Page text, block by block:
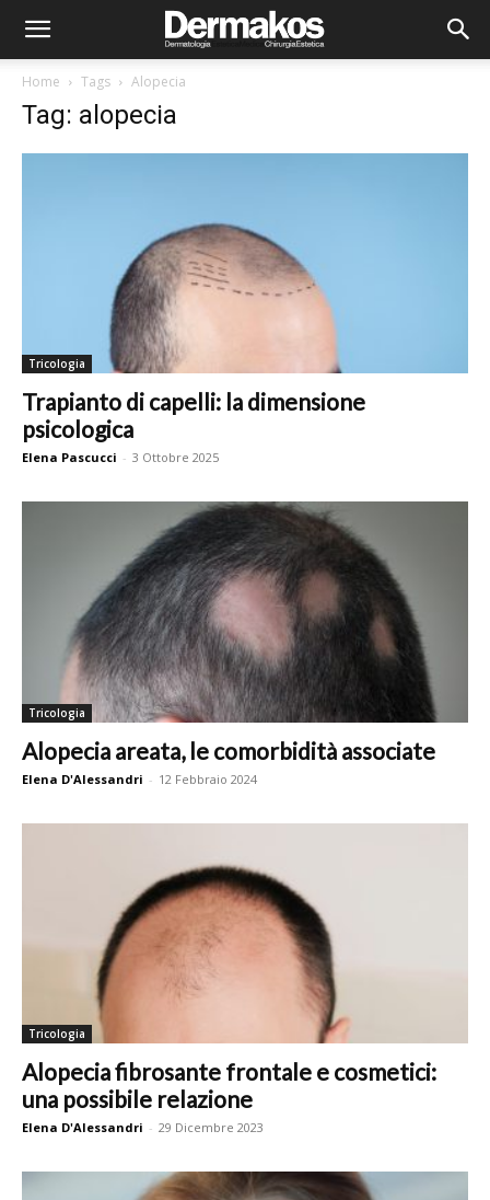
Home Tags Alopecia
Tag: alopecia
Tricologia
Trapianto di capelli: la dimensione
psicologica
Elena Pascucci - 3 Ottobre 2025
Tricologia
Alopecia areata, le comorbidità associate
Elena D'Alessandri - 12 Febbraio 2024
Tricologia
Alopecia fibrosante frontale e cosmetici:
una possibile relazione
Elena D'Alessandri - 29 Dicembre 2023